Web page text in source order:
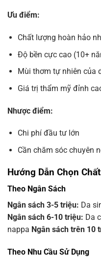
Ưu điểm:
Chất lượng hoàn hảo
Độ bền cực cao (10+
Mùi thơm tự nhiên của
Giá trị thẩm mỹ đỉnh
Nhược điểm:
Chi phí đầu tư lớn
Cần chăm sóc chuyên
Hướng Dẫn Chọn
Theo Ngân Sách
Ngân sách 3-5 triệu: Da
Ngân sách 6-10 triệu: Da
nappa Ngân sách trên 10
Theo Nhu Cầu Sử Dụng